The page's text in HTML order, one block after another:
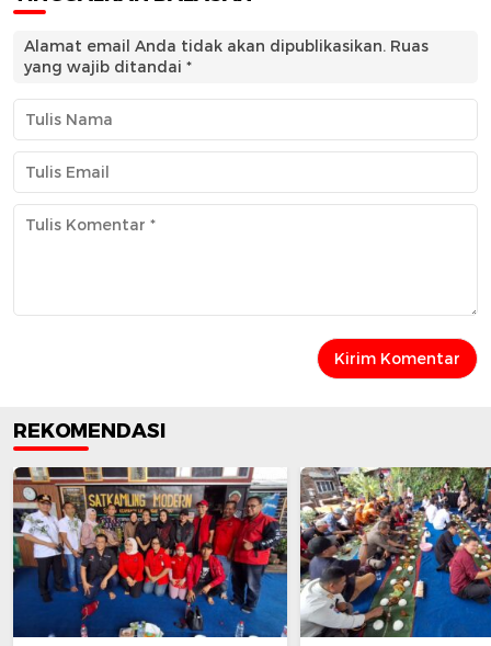
Alamat email Anda tidak akan dipublikasikan. Ruas
yang wajib ditandai *
REKOMENDASI